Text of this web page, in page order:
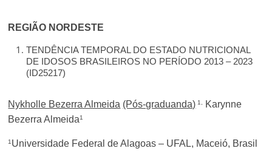
REGIÃO NORDESTE
TENDÊNCIA TEMPORAL DO ESTADO NUTRICIONAL
DE IDOSOS BRASILEIROS NO PERÍODO 2013 – 2023
(ID25217)
Nykholle Bezerra Almeida (Pós-graduanda) 1,
Karynne
Bezerra Almeida1
1 Universidade Federal de Alagoas – UFAL, Maceió, Brasil